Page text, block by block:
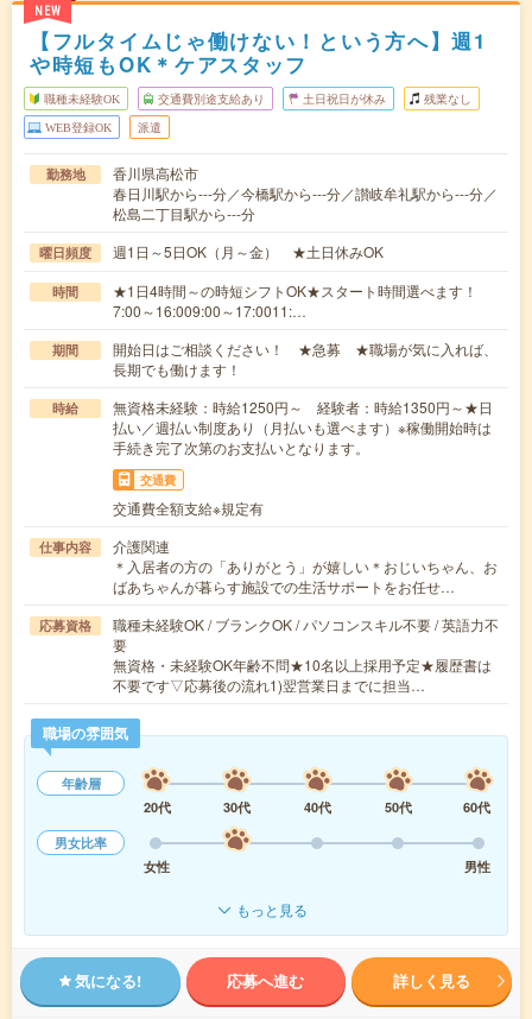
NEW
【フルタイムじゃ働けない！という方へ】週1
や時短もOK＊ケアスタッフ
職種未経験OK 交通費別途支給あり 土日祝日が休み 残業なし
WEB登録OK 派遣
勤務地
香川県高松市
春日川駅から---分／今橋駅から---分／讃岐牟礼駅から---分／
松島二丁目駅から---分
曜日頻度 週1日～5日OK（月～金） ★土日休みOK
時間
★1日4時間～の時短シフトOK★スタート時間選べます！
7:00～16:009:00～17:0011:…
期間
開始日はご相談ください！ ★急募 ★職場が気に入れば、
長期でも働けます！
時給
無資格未経験：時給1250円～ 経験者：時給1350円～★日
払い／週払い制度あり（月払いも選べます）※稼働開始時は
手続き完了次第のお支払いとなります。
交通費
交通費全額支給※規定有
仕事内容
介護関連
＊入居者の方の「ありがとう」が嬉しい＊おじいちゃん、お
ばあちゃんが暮らす施設での生活サポートをお任せ…
応募資格
職種未経験OK / ブランクOK / パソコンスキル不要 / 英語力不
要
無資格・未経験OK年齢不問★10名以上採用予定★履歴書は
不要です▽応募後の流れ1)翌営業日までに担当…
職場の雰囲気
年齢層
20代
30代 40代 50代
60代
男女比率
女性
男性
もっと見る
気になる! 応募へ進む 詳しく見る